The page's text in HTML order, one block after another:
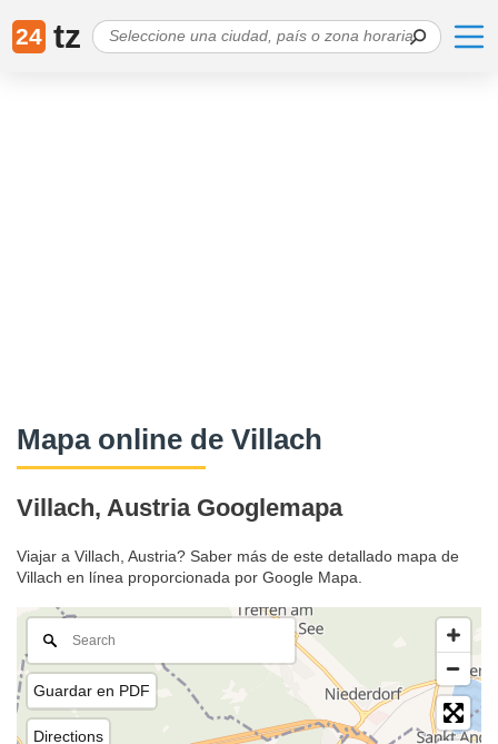
24 tz
Mapa online de Villach
Villach, Austria Googlemapa
Viajar a Villach, Austria? Saber más de este detallado mapa de
Villach en línea proporcionada por Google Mapa.
Guardar en PDF
Directions